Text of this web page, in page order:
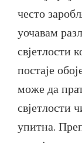
често
уочавам
свјетлости
постаје
може да
свјетлости
упитна.